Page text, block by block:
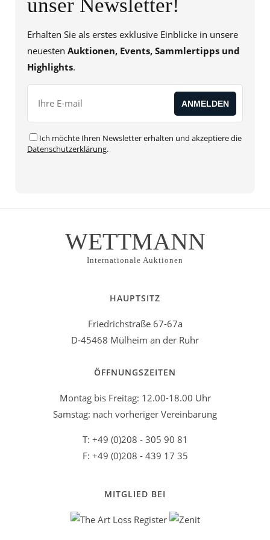
unser Newsletter!
Erhalten Sie als erstes exklusive Einblicke in unsere
neuesten Auktionen, Events, Sammlertipps und
Highlights.
Ich möchte Ihren Newsletter erhalten und akzeptiere die
Datenschutzerklärung.
WETTMANN
Internationale Auktionen
HAUPTSITZ
Friedrichstraße 67-67a
D-45468 Mülheim an der Ruhr
ÖFFNUNGSZEITEN
Montag bis Freitag: 12.00-18.00 Uhr
Samstag: nach vorheriger Vereinbarung
T: +49 (0)208 - 305 90 81
F: +49 (0)208 - 439 17 35
MITGLIED BEI